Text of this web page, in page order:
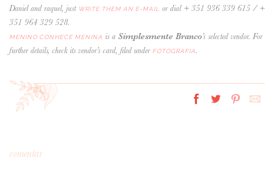
Daniel and raquel, just WRITE THEM AN E-MAIL or dial + 351 936 339 615 / +
351 964 329 528.
MENINO CONHECE MENINA is aSimplesmente Branco’s selected vendor. For
further details, check its vendor’s card, filed under FOTOGRAFIA.
comentar